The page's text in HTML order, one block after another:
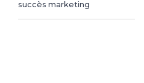
succès marketing